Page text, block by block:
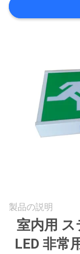
行
絡
製品の説明
室内用
LED 非常